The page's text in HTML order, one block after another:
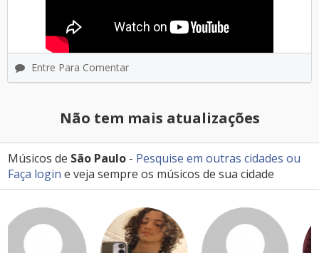
Entre Para Comentar
Não tem mais atualizações
Músicos de São Paulo - Pesquise em outras cidades ou
Faça login e veja sempre os músicos de sua cidade